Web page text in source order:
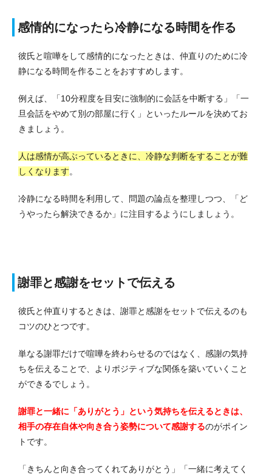
感情的になったら冷静になる時間を作る
彼氏と喧嘩をして感情的になったときは、仲直りのために冷
静になる時間を作ることをおすすめします。
例えば、「10分程度を目安に強制的に会話を中断する」「一
旦会話をやめて別の部屋に行く」といったルールを決めてお
きましょう。
人は感情が高ぶっているときに、冷静な判断をすることが難
しくなります。
冷静になる時間を利用して、問題の論点を整理しつつ、「ど
うやったら解決できるか」に注目するようにしましょう。
謝罪と感謝をセットで伝える
彼氏と仲直りするときは、謝罪と感謝をセットで伝えるのも
コツのひとつです。
単なる謝罪だけで喧嘩を終わらせるのではなく、感謝の気持
ちを伝えることで、よりポジティブな関係を築いていくこと
ができるでしょう。
謝罪と一緒に「ありがとう」という気持ちを伝えるときは、
相手の存在自体や向き合う姿勢について感謝するのがポイン
トです。
「きちんと向き合ってくれてありがとう」「一緒に考えてく